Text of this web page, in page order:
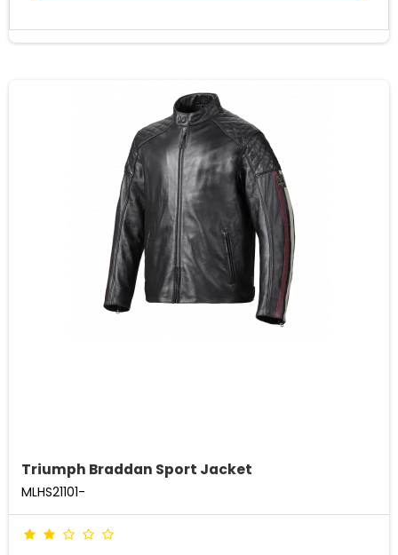
Triumph Braddan Sport Jacket
MLHS21101-